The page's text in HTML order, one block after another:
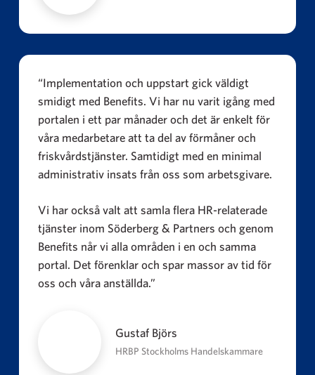
“Implementation och uppstart gick väldigt
smidigt med Benefits. Vi har nu varit igång med
portalen i ett par månader och det är enkelt för
våra medarbetare att ta del av förmåner och
friskvårdstjänster. Samtidigt med en minimal
administrativ insats från oss som arbetsgivare.
Vi har också valt att samla flera HR-relaterade
tjänster inom Söderberg & Partners och genom
Benefits når vi alla områden i en och samma
portal. Det förenklar och spar massor av tid för
oss och våra anställda.”
Gustaf Björs
HRBP Stockholms Handelskammare